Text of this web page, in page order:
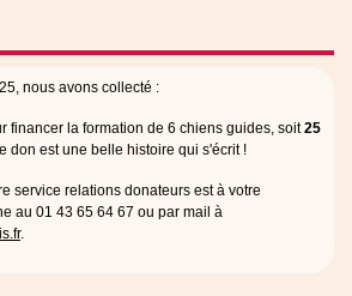
nous avons collecté :
financer la formation de 6 chiens guides, soit25
don est une belle histoire qui s'écrit !
service relations donateurs est à votre
au 01 43 65 64 67 ou par mail à
.